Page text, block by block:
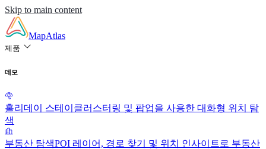
Skip to main content
MapAtlas
제품
데모
홀리데이 스테이 클러스터링 및 팝업을 사용한 대화형 위치 탐
색
부동산 탐색POI 레이어, 경로 찾기 및 위치 인사이트로 부동산